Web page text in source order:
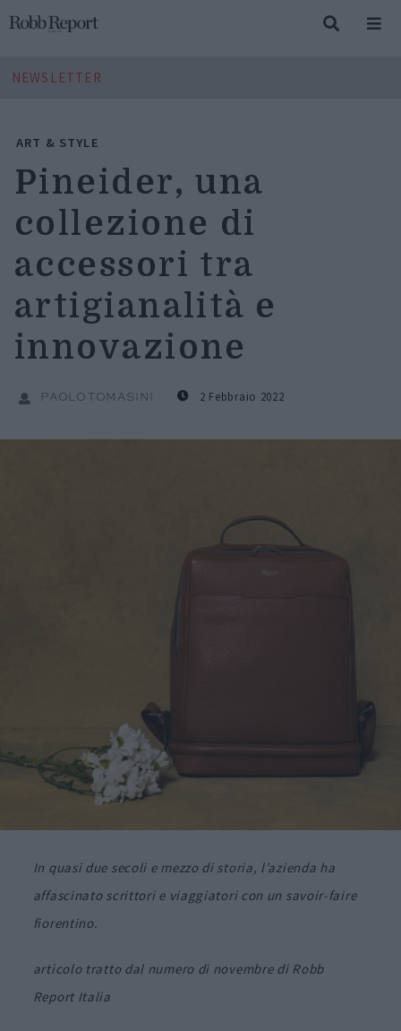
NEWSLETTER
ART & STYLE
Pineider, una
collezione di
accessori tra
artigianalità e
innovazione
PAOLO TOMASINI 2 Febbraio 2022
In quasi due secoli e mezzo di storia, l’azienda ha
affascinato scrittori e viaggiatori con un savoir-faire
fiorentino.
articolo tratto dal numero di novembre di Robb
Report Italia